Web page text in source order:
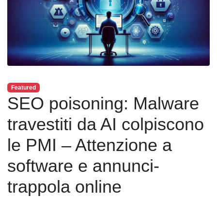
Featured
SEO poisoning: Malware
travestiti da AI colpiscono
le PMI – Attenzione a
software e annunci-
trappola online